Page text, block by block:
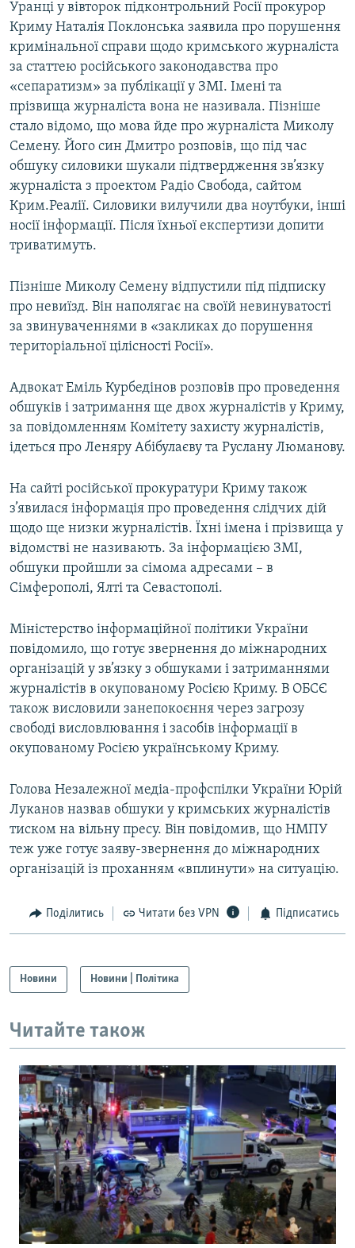
Уранці у вівторок підконтрольний Росії прокурор
Криму Наталія Поклонська заявила про порушення
кримінальної справи щодо кримського журналіста
за статтею російського законодавства про
«сепаратизм» за публікації у ЗМІ. Імені та
прізвища журналіста вона не називала. Пізніше
стало відомо, що мова йде про журналіста Миколу
Семену. Його син Дмитро розповів, що під час
обшуку силовики шукали підтвердження зв’язку
журналіста з проектом Радіо Свобода, сайтом
Крим.Реалії. Силовики вилучили два ноутбуки, інші
носії інформації. Після їхньої експертизи допити
триватимуть.
Пізніше Миколу Семену відпустили під підписку
про невиїзд. Він наполягає на своїй невинуватості
за звинуваченнями в «закликах до порушення
територіальної цілісності Росії».
Адвокат Еміль Курбедінов розповів про проведення
обшуків і затримання ще двох журналістів у Криму,
за повідомленням Комітету захисту журналістів,
ідеться про Леняру Абібулаєву та Руслану Люманову.
На сайті російської прокуратури Криму також
з’явилася інформація про проведення слідчих дій
щодо ще низки журналістів. Їхні імена і прізвища у
відомстві не називають. За інформацією ЗМІ,
обшуки пройшли за сімома адресами – в
Сімферополі, Ялті та Севастополі.
Міністерство інформаційної політики України
повідомило, що готує звернення до міжнародних
організацій у зв’язку з обшуками і затриманнями
журналістів в окупованому Росією Криму. В ОБСЄ
також висловили занепокоєння через загрозу
свободі висловлювання і засобів інформації в
окупованому Росією українському Криму.
Голова Незалежної медіа-профспілки України Юрій
Луканов назвав обшуки у кримських журналістів
тиском на вільну пресу. Він повідомив, що НМПУ
теж уже готує заяву-звернення до міжнародних
організацій із проханням «вплинути» на ситуацію.
Поділитись Читати без VPN Підписатись
Новини Новини | Політика
Читайте також